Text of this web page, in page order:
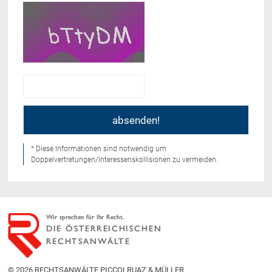
* Diese Informationen sind notwendig um
Doppelvertretungen/Interessenskollisionen zu vermeiden.
© 2026 RECHTSANWÄLTE PICCOLRUAZ & MÜLLER